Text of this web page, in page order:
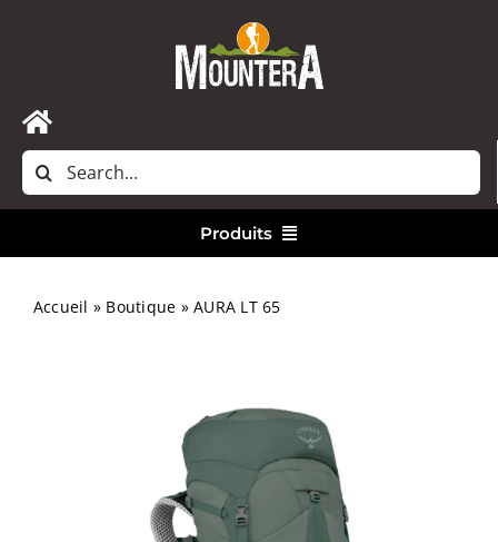
Toggle
Navigation
Accueil
Rechercher:
Produits
Trail
Accueil » Boutique »AURA LT 65